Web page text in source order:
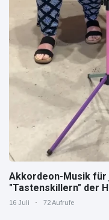
Akkordeon-Musik für
"Tastenskillern" der
zeigt, wie "jung" das
16 Juli 72 Aufrufe